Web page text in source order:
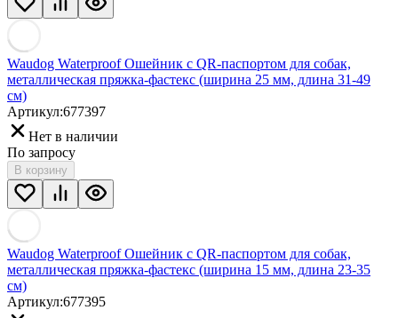
Waudog Waterproof Ошейник с QR-паспортом для собак,
металлическая пряжка-фастекс (ширина 25 мм, длина 31-49
см)
Артикул:677397
Нет в наличии
По запросу
В корзину
Waudog Waterproof Ошейник с QR-паспортом для собак,
металлическая пряжка-фастекс (ширина 15 мм, длина 23-35
см)
Артикул:677395